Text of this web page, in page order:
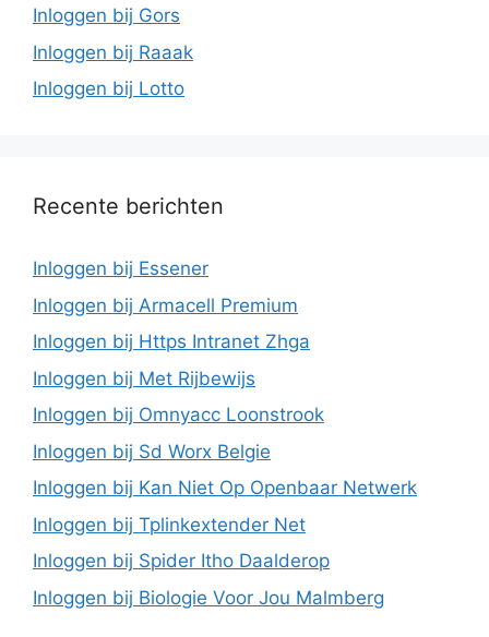
Inloggen bij Gors
Inloggen bij Raaak
Inloggen bij Lotto
Recente berichten
Inloggen bij Essener
Inloggen bij Armacell Premium
Inloggen bij Https Intranet Zhga
Inloggen bij Met Rijbewijs
Inloggen bij Omnyacc Loonstrook
Inloggen bij Sd Worx Belgie
Inloggen bij Kan Niet Op Openbaar Netwerk
Inloggen bij Tplinkextender Net
Inloggen bij Spider Itho Daalderop
Inloggen bij Biologie Voor Jou Malmberg